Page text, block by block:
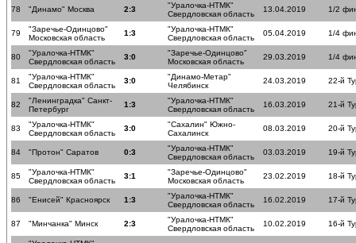
78 "Динамо" Москва 2:3
"Уралочка-НТМК"
Свердловская область
13.04.2019 1/2
79
"Заречье-Одинцово"
Московская область
1:3
"Уралочка-НТМК"
Свердловская область
05.04.2019 1/4
80
"Уралочка-НТМК"
Свердловская область
3:0
"Заречье-Одинцово"
Московская область
29.03.2019 1/4
81
"Уралочка-НТМК"
Свердловская область
3:0
"Динамо-Метар"
Челябинск
24.03.2019 22-й
82
"Ленинградка" Санкт-
Петербург
1:3
"Уралочка-НТМК"
Свердловская область
16.03.2019 21-й
83
"Уралочка-НТМК"
Свердловская область
3:0
"Сахалин" Южно-
Сахалинск
08.03.2019 20-й
84 "Протон" Саратов 0:3
"Уралочка-НТМК"
Свердловская область
03.03.2019 19-й
85
"Уралочка-НТМК"
Свердловская область
3:1
"Заречье-Одинцово"
Московская область
23.02.2019 18-й
86 "Енисей" Красноярск 1:3
"Уралочка-НТМК"
Свердловская область
16.02.2019 17-й
87 "Минчанка" Минск 2:3
"Уралочка-НТМК"
Свердловская область
10.02.2019 16-й